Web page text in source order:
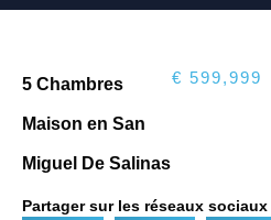
5 Chambres
Maison en San
Miguel De Salinas
€ 599,999
Partager sur les réseaux sociaux